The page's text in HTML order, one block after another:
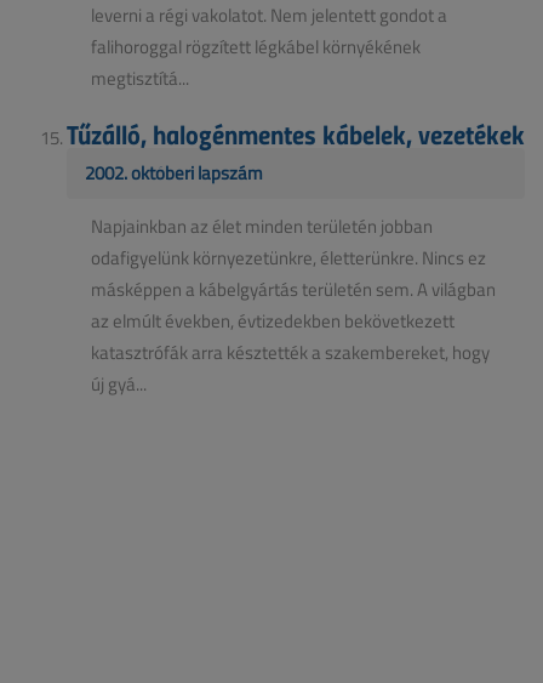
leverni a régi vakolatot. Nem jelentett gondot a
falihoroggal rögzített légkábel környékének
megtisztítá...
Tűzálló, halogénmentes kábelek, vezetékek
2002. októberi lapszám
Napjainkban az élet minden területén jobban
odafigyelünk környezetünkre, életterünkre. Nincs ez
másképpen a kábelgyártás területén sem. A világban
az elmúlt években, évtizedekben bekövetkezett
katasztrófák arra késztették a szakembereket, hogy
új gyá...